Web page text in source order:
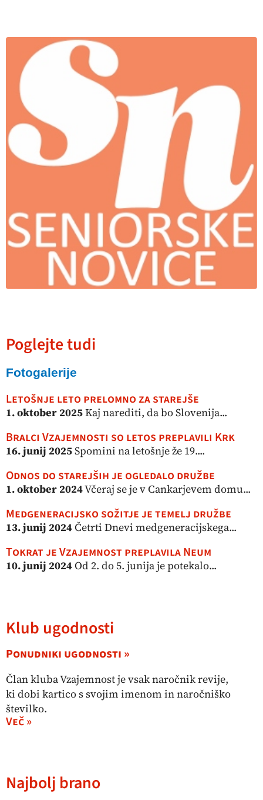
Poglejte tudi
Fotogalerije
Letošnje leto prelomno za starejše
1. oktober 2025Kaj narediti, da bo Slovenija...
Bralci Vzajemnosti so letos preplavili Krk
16. junij 2025Spomini na letošnje že 19....
Odnos do starejših je ogledalo družbe
1. oktober 2024Včeraj se je v Cankarjevem domu...
Medgeneracijsko sožitje je temelj družbe
13. junij 2024Četrti Dnevi medgeneracijskega...
Tokrat je Vzajemnost preplavila Neum
10. junij 2024Od 2. do 5. junija je potekalo...
Klub ugodnosti
Ponudniki ugodnosti »
Član kluba Vzajemnost je vsak naročnik revije,
ki dobi kartico s svojim imenom in naročniško
številko.
Več »
Najbolj brano